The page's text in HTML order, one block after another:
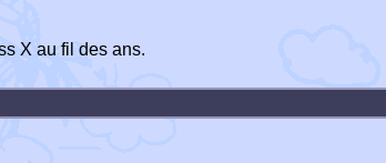
X au fil des ans.